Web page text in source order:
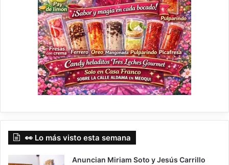
👀 Lo más visto esta semana
Anuncian Miriam Soto y Jesús Carrillo